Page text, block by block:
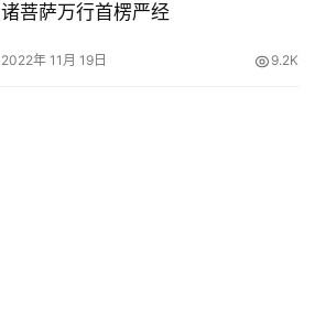
诸菩萨万行首楞严经
2022年 11月 19日 9.2K